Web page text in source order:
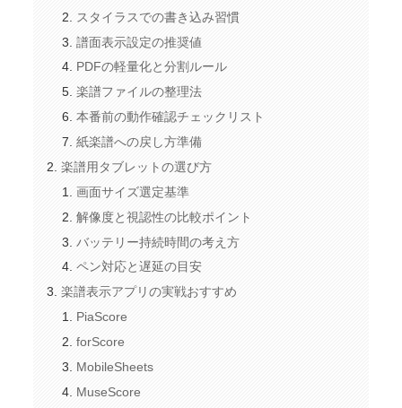
スタイラスでの書き込み習慣
譜面表示設定の推奨値
PDFの軽量化と分割ルール
楽譜ファイルの整理法
本番前の動作確認チェックリスト
紙楽譜への戻し方準備
楽譜用タブレットの選び方
画面サイズ選定基準
解像度と視認性の比較ポイント
バッテリー持続時間の考え方
ペン対応と遅延の目安
楽譜表示アプリの実戦おすすめ
PiaScore
forScore
MobileSheets
MuseScore